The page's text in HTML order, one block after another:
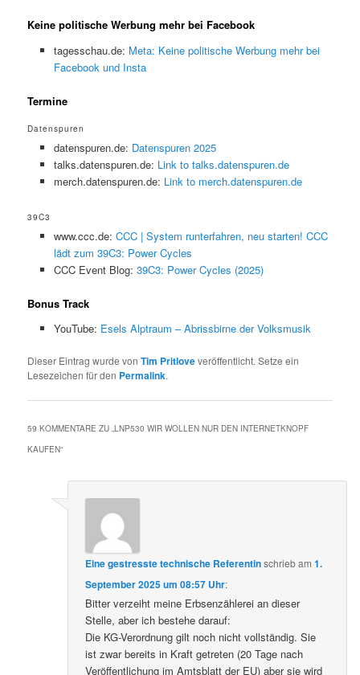
Keine politische Werbung mehr bei Facebook
tagesschau.de: Meta: Keine politische Werbung mehr bei
Facebook und Insta
Termine
Datenspuren
datenspuren.de: Datenspuren 2025
talks.datenspuren.de: Link to talks.datenspuren.de
merch.datenspuren.de: Link to merch.datenspuren.de
39C3
www.ccc.de: CCC | System runterfahren, neu starten! CCC
lädt zum 39C3: Power Cycles
CCC Event Blog: 39C3: Power Cycles (2025)
Bonus Track
YouTube: Esels Alptraum – Abrissbirne der Volksmusik
Dieser Eintrag wurde vonTim Pritloveveröffentlicht. Setze ein
Lesezeichen für den Permalink.
59 KOMMENTARE ZU „LNP530 WIR WOLLEN NUR DEN INTERNETKNOPF
KAUFEN“
Eine gestresste technische Referentinschriebam1.
September 2025 um 08:57 Uhr:
Bitter verzeiht meine Erbsenzählerei an dieser
Stelle, aber ich bestehe darauf:
Die KG-Verordnung gilt noch nicht vollständig. Sie
ist zwar bereits in Kraft getreten (20 Tage nach
Veröffentlichung im Amtsblatt der EU) aber sie wird